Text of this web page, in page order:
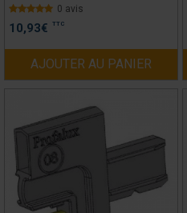
0 avis
10,93€ TTC
AJOUTER AU PANIER